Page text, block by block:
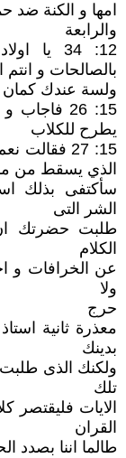
امها و الكنة ضد
والرابعة
12: 34 يا
بالصالحات و
ولسة عندك كمان
15: 26
يطرح للكلاب
15: 27
الذي يسقط من
سأكتفى بذلك
الشر التى
طلبت حضرتك ان
الكلام
عن الخرافات و
ولا
حرج
معذرة ثانية
بدينك
ولكنك الذى
تلك
الايات فليقتصر
القران
طالما اننا بصدد